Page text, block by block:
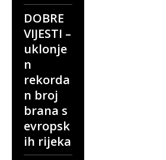
DOBRE
VIJESTI –
uklonje
n
rekorda
n broj
brana s
evropsk
ih rijeka